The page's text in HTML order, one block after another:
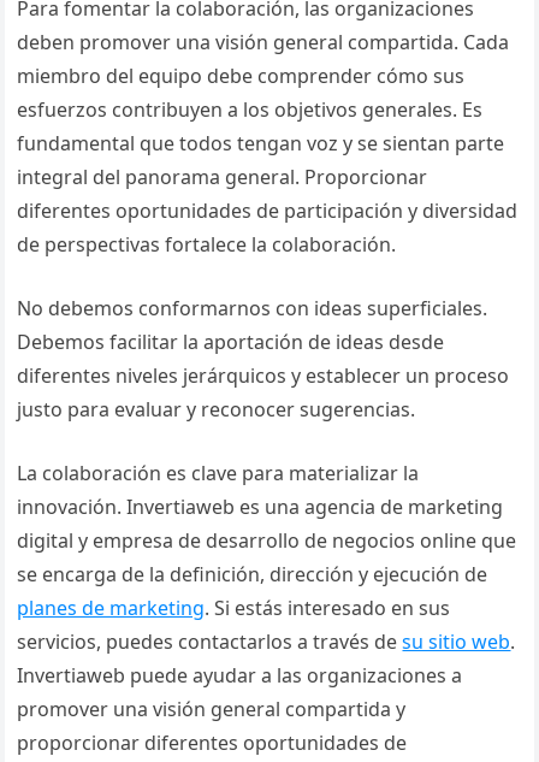
Para fomentar la colaboración, las organizaciones
deben promover una visión general compartida. Cada
miembro del equipo debe comprender cómo sus
esfuerzos contribuyen a los objetivos generales. Es
fundamental que todos tengan voz y se sientan parte
integral del panorama general. Proporcionar
diferentes oportunidades de participación y diversidad
de perspectivas fortalece la colaboración.
No debemos conformarnos con ideas superficiales.
Debemos facilitar la aportación de ideas desde
diferentes niveles jerárquicos y establecer un proceso
justo para evaluar y reconocer sugerencias.
La colaboración es clave para materializar la
innovación. Invertiaweb es una agencia de marketing
digital y empresa de desarrollo de negocios online que
se encarga de la definición, dirección y ejecución de
planes de marketing. Si estás interesado en sus
servicios, puedes contactarlos a través desu sitio web.
Invertiaweb puede ayudar a las organizaciones a
promover una visión general compartida y
proporcionar diferentes oportunidades de